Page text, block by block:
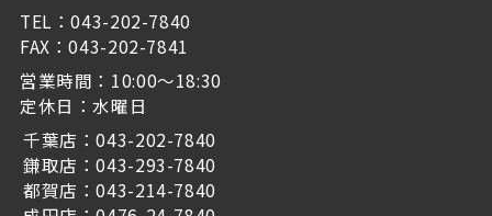
TEL：043-202-7840
FAX：043-202-7841
営業時間：10:00～18:30
定休日：水曜日
千葉店：043-202-7840
鎌取店：043-293-7840
都賀店：043-214-7840